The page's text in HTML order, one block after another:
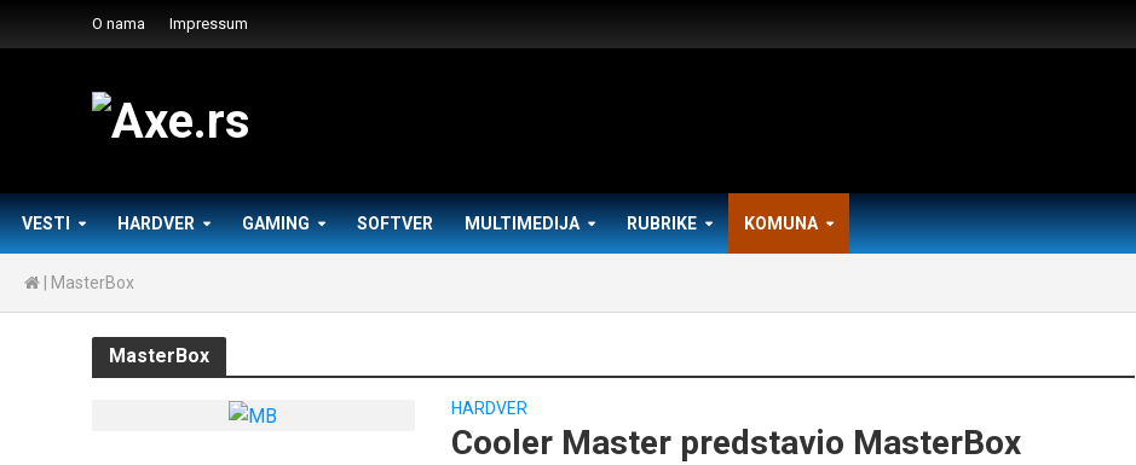
O nama Impressum
VESTI HARDVER GAMING SOFTVER MULTIMEDIJA RUBRIKE KOMUNA
MasterBox
MasterBox
HARDVER
Cooler Master predstavio MasterBox